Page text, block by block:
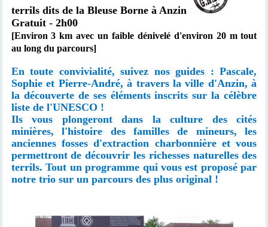
terrils dits de la Bleuse Borne à Anzin
Gratuit - 2h00
[Environ 3 km avec un faible dénivelé d'environ 20 m tout
au long du parcours]
En toute convivialité, suivez nos guides : Pascale,
Sophie et Pierre-André, à travers la ville d'Anzin, à
la découverte de ses éléments inscrits sur la célèbre
liste de l'UNESCO !
Ils vous plongeront dans la culture des cités
minières, l'histoire des familles de mineurs, les
anciennes fosses d'extraction charbonnière et vous
permettront de découvrir les richesses naturelles des
terrils. Tout un programme qui vous est proposé par
notre trio sur un parcours des plus original !